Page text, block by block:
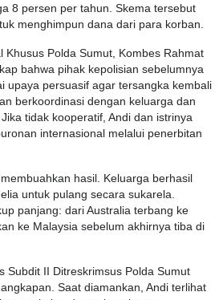
8 persen per tahun. Skema tersebut
menghimpun dana dari para korban.
Khusus Polda Sumut, Kombes Rahmat
bahwa pihak kepolisian sebelumnya
upaya persuasif agar tersangka kembali
berkoordinasi dengan keluarga dan
tidak kooperatif, Andi dan istrinya
internasional melalui penerbitan
hasil. Keluarga berhasil
untuk pulang secara sukarela.
panjang: dari Australia terbang ke
ke Malaysia sebelum akhirnya tiba di
Subdit II Ditreskrimsus Polda Sumut
Saat diamankan, Andi terlihat